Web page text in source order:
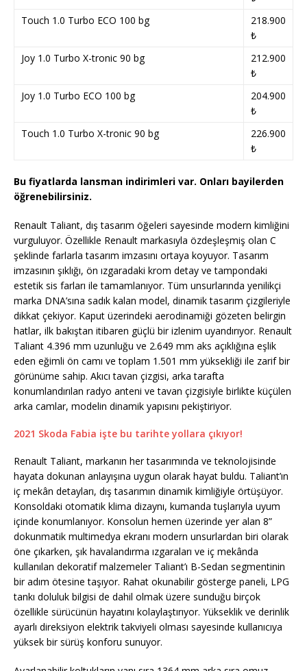
Touch 1.0 Turbo ECO 100 bg
218.900
₺
Joy 1.0 Turbo X-tronic 90 bg
212.900
₺
Joy 1.0 Turbo ECO 100 bg
204.900
₺
Touch 1.0 Turbo X-tronic 90 bg
226.900
₺
Bu fiyatlarda lansman indirimleri var. Onları bayilerden
öğrenebilirsiniz.
Renault Taliant, dış tasarım öğeleri sayesinde modern kimliğini
vurguluyor. Özellikle Renault markasıyla özdeşleşmiş olan C
şeklinde farlarla tasarım imzasını ortaya koyuyor. Tasarım
imzasının şıklığı, ön ızgaradaki krom detay ve tampondaki
estetik sis farları ile tamamlanıyor. Tüm unsurlarında yenilikçi
marka DNA’sına sadık kalan model, dinamik tasarım çizgileriyle
dikkat çekiyor. Kaput üzerindeki aerodinamiği gözeten belirgin
hatlar, ilk bakıştan itibaren güçlü bir izlenim uyandırıyor. Renault
Taliant 4.396 mm uzunluğu ve 2.649 mm aks açıklığına eşlik
eden eğimli ön camı ve toplam 1.501 mm yüksekliği ile zarif bir
görünüme sahip. Akıcı tavan çizgisi, arka tarafta
konumlandırılan radyo anteni ve tavan çizgisiyle birlikte küçülen
arka camlar, modelin dinamik yapısını pekiştiriyor.
2021 Skoda Fabia işte bu tarihte yollara çıkıyor!
Renault Taliant, markanın her tasarımında ve teknolojisinde
hayata dokunan anlayışına uygun olarak hayat buldu. Taliant’ın
iç mekân detayları, dış tasarımın dinamik kimliğiyle örtüşüyor.
Konsoldaki otomatik klima dizaynı, kumanda tuşlarıyla uyum
içinde konumlanıyor. Konsolun hemen üzerinde yer alan 8”
dokunmatik multimedya ekranı modern unsurlardan biri olarak
öne çıkarken, şık havalandırma ızgaraları ve iç mekânda
kullanılan dekoratif malzemeler Taliant’ı B-Sedan segmentinin
bir adım ötesine taşıyor. Rahat okunabilir gösterge paneli, LPG
tankı doluluk bilgisi de dahil olmak üzere sunduğu birçok
özellikle sürücünün hayatını kolaylaştırıyor. Yükseklik ve derinlik
ayarlı direksiyon elektrik takviyeli olması sayesinde kullanıcıya
yüksek bir sürüş konforu sunuyor.